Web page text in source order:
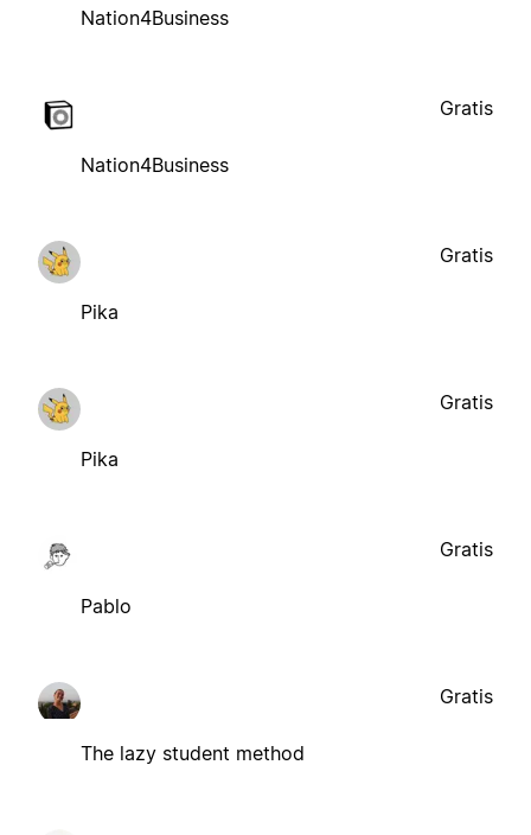
Nation4Business
Nation4Business
Gratis
Pika
Gratis
Pika
Gratis
Pablo
Gratis
The lazy student method
Gratis